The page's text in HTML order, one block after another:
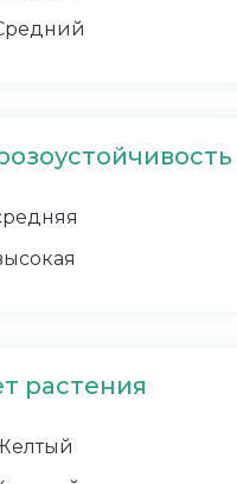
растения